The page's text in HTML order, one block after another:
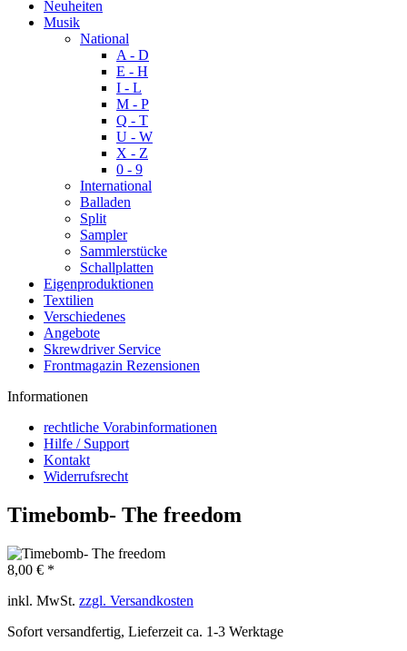
Neuheiten
Musik
National
A - D
E - H
I - L
M - P
Q - T
U - W
X - Z
0 - 9
International
Balladen
Split
Sampler
Sammlerstücke
Schallplatten
Eigenproduktionen
Textilien
Verschiedenes
Angebote
Skrewdriver Service
Frontmagazin Rezensionen
Informationen
rechtliche Vorabinformationen
Hilfe / Support
Kontakt
Widerrufsrecht
Timebomb- The freedom
8,00 € *
inkl. MwSt. zzgl. Versandkosten
Sofort versandfertig, Lieferzeit ca. 1-3 Werktage